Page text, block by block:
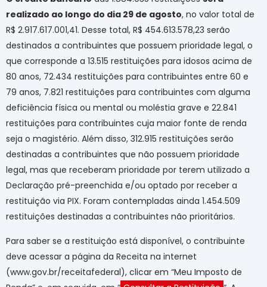
realizado ao longo do dia 29 de agosto, no valor total de
R$ 2.917.617.001,41. Desse total, R$ 454.613.578,23 serão
destinados a contribuintes que possuem prioridade legal, o
que corresponde a 13.515 restituições para idosos acima de
80 anos, 72.434 restituições para contribuintes entre 60 e
79 anos, 7.821 restituições para contribuintes com alguma
deficiência física ou mental ou moléstia grave e 22.841
restituições para contribuintes cuja maior fonte de renda
seja o magistério. Além disso, 312.915 restituições serão
destinadas a contribuintes que não possuem prioridade
legal, mas que receberam prioridade por terem utilizado a
Declaração pré-preenchida e/ou optado por receber a
restituição via PIX. Foram contempladas ainda 1.454.509
restituições destinadas a contribuintes não prioritários.
Para saber se a restituição está disponível, o contribuinte
deve acessar a página da Receita na internet
(www.gov.br/receitafederal), clicar em “Meu Imposto de